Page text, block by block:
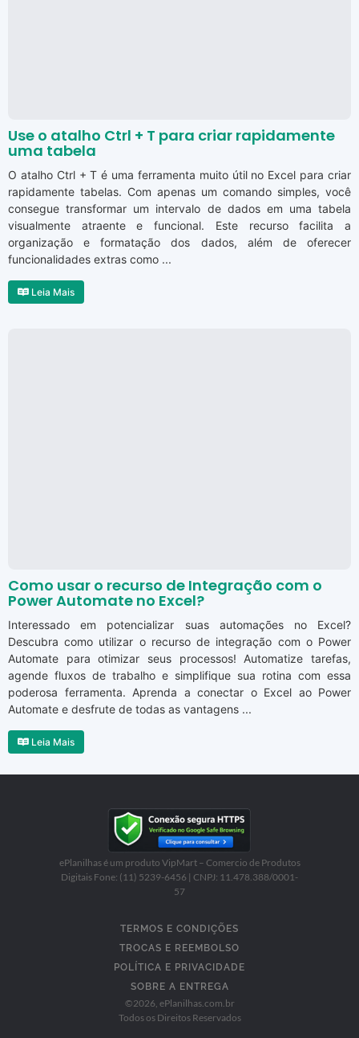
Use o atalho Ctrl + T para criar rapidamente
uma tabela
O atalho Ctrl + T é uma ferramenta muito útil no Excel para criar
rapidamente tabelas. Com apenas um comando simples, você
consegue transformar um intervalo de dados em uma tabela
visualmente atraente e funcional. Este recurso facilita a
organização e formatação dos dados, além de oferecer
funcionalidades extras como ...
Leia Mais
Como usar o recurso de Integração com o
Power Automate no Excel?
Interessado em potencializar suas automações no Excel?
Descubra como utilizar o recurso de integração com o Power
Automate para otimizar seus processos! Automatize tarefas,
agende fluxos de trabalho e simplifique sua rotina com essa
poderosa ferramenta. Aprenda a conectar o Excel ao Power
Automate e desfrute de todas as vantagens ...
Leia Mais
ePlanilhas é um produto VipMart – Comercio de Produtos
Digitais Fone: (11) 5239-6456 | CNPJ: 11.478.388/0001-
57
TERMOS E CONDIÇÕES
TROCAS E REEMBOLSO
POLÍTICA E PRIVACIDADE
SOBRE A ENTREGA
©2026 , ePlanilhas.com.br
Todos os Direitos Reservados